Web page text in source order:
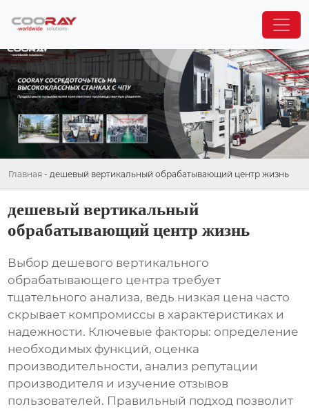
Главная - дешевый вертикальный обрабатывающий центр жизнь
дешевый вертикальный
обрабатывающий центр жизнь
Выбордешевого вертикального
обрабатывающего центра требует
тщательного анализа, ведь низкая цена часто
скрывает компромиссы в характеристиках и
надежности. Ключевые факторы: определение
необходимых функций, оценка
производительности, анализ репутации
производителя и изучение отзывов
пользователей. Правильный подход позволит